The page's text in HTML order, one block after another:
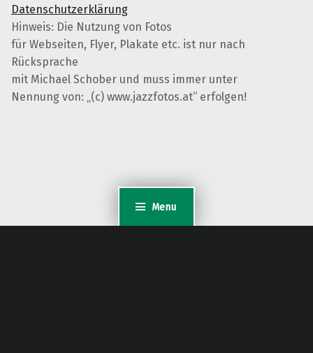
Menu
Datenschutzerklärung
Hinweis: Die Nutzung von Fotos
für Webseiten, Flyer, Plakate etc. ist nur nach
Rücksprache
mit Michael Schober und muss immer unter
Nennung von: „(c) www.jazzfotos.at“ erfolgen!